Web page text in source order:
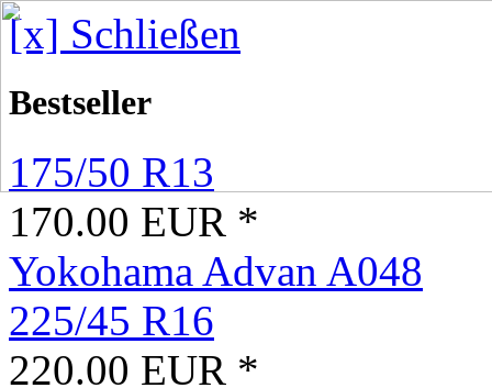
[x] Schließen
Bestseller
175/50 R13
170.00 EUR *
Yokohama Advan A048
225/45 R16
220.00 EUR *